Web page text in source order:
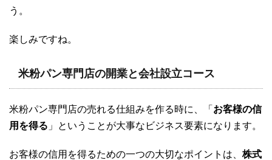
う。
楽しみですね。
米粉パン専門店の開業と会社設立コース
米粉パン専門店の売れる仕組みを作る時に、「 お客様の信
用を得る 」ということが大事なビジネス要素になります。
お客様の信用を得るための一つの大切なポイントは、 株式